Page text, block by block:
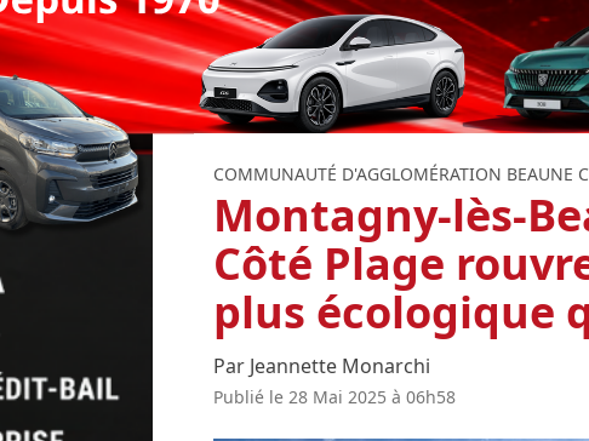
COMMUNAUTÉ D'AGGLOMÉRATION BEAUNE
Montagny-lès-
Côté Plage
plus écologique
Par Jeannette Monarchi
Publié le 28 Mai 2025 à 06h58